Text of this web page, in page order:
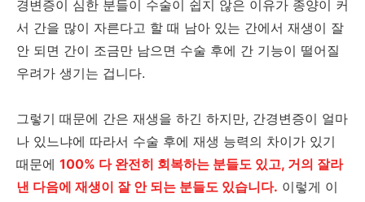
경변증이 심한 분들이 수술이 쉽지 않은 이유가 종양이 커
서 간을 많이 자른다고 할 때 남아 있는 간에서 재생이 잘
안 되면 간이 조금만 남으면 수술 후에 간 기능이 떨어질
우려가 생기는 겁니다.
그렇기 때문에 간은 재생을 하긴 하지만, 간경변증이 얼마
나 있느냐에 따라서 수술 후에 재생 능력의 차이가 있기
때문에 100% 다 완전히 회복하는 분들도 있고, 거의 잘라
낸 다음에 재생이 잘 안 되는 분들도 있습니다. 이렇게 이